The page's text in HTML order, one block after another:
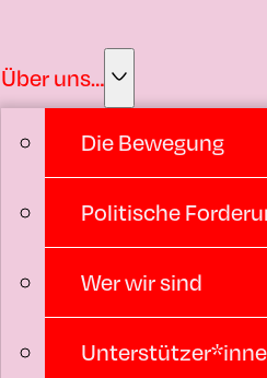
Über uns…
Die Bewegung
Politische
Wer wir sind